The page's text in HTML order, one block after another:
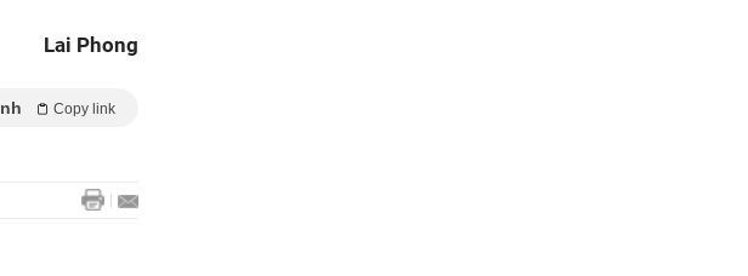
Lai Phong
Copy link